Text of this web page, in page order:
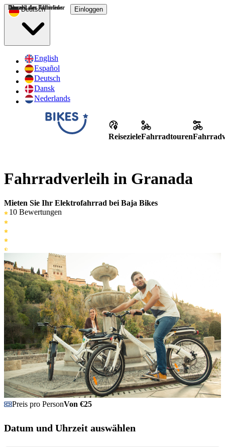
Deutsch
English
Español
Deutsch
Dansk
Nederlands
Einloggen
ReisezieleFahrradtouren
Fahrradverleih in Granada
Mieten Sie Ihr Elektrofahrrad bei Baja Bikes
10 Bewertungen
Preis pro PersonVon €25
Datum und Uhrzeit auswählen
Uhrzeit des Abholens
Anzahl der Fahrräder
Dauer